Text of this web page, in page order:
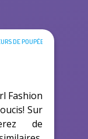
DE POUPÉES
Fashion
Sur
de